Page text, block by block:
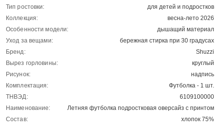
Тип ростовки:
для детей и подростков
Коллекция:
весна-лето 2026
Особенности модели:
дышащий материал
Уход за вещами:
бережная стирка при 30 градусах
Бренд:
Shuzzi
Вырез горловины:
круглый
Рисунок:
надпись
Комплектация:
Футболка - 1 шт.
ТНВЭД:
6109100000
Наименование:
Летняя футболка подростковая оверсайз с принтом
Состав:
хлопок 75%